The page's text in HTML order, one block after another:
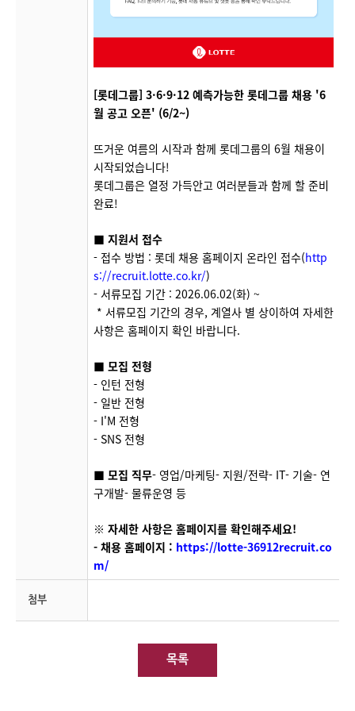
[롯데그룹] 3·6·9·12 예측가능한 롯데그룹 채용 '6
월 공고 오픈' (6/2~)
뜨거운 여름의 시작과 함께 롯데그룹의 6월 채용이
시작되었습니다!
롯데그룹은 열정 가득안고 여러분들과 함께 할 준비
완료!
■ 지원서 접수
- 접수 방법 : 롯데 채용 홈페이지 온라인 접수(http
s://recruit.lotte.co.kr/)
- 서류모집 기간 : 2026.06.02(화) ~
* 서류모집 기간의 경우, 계열사 별 상이하여 자세한
사항은 홈페이지 확인 바랍니다.
■ 모집 전형
- 인턴 전형
- 일반 전형
- I'M 전형
- SNS 전형
■ 모집 직무- 영업/마케팅- 지원/전략- IT- 기술- 연
구개발- 물류운영 등
※ 자세한 사항은 홈페이지를 확인해주세요!
- 채용 홈페이지 : https://lotte-36912recruit.co
m/
첨부
목록